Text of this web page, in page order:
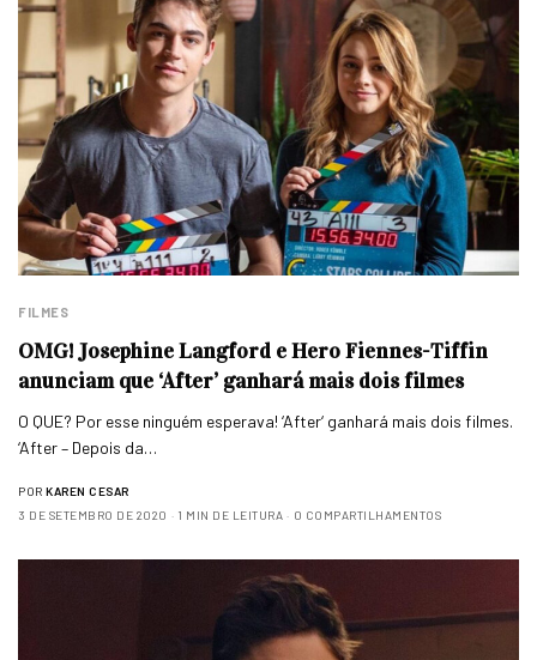
FILMES
OMG! Josephine Langford e Hero Fiennes-Tiffin
anunciam que ‘After’ ganhará mais dois filmes
O QUE? Por esse ninguém esperava! ‘After‘ ganhará mais dois filmes.
‘After – Depois da…
POR KAREN CESAR
3 DE SETEMBRO DE 2020
1 MIN DE LEITURA 0 COMPARTILHAMENTOS